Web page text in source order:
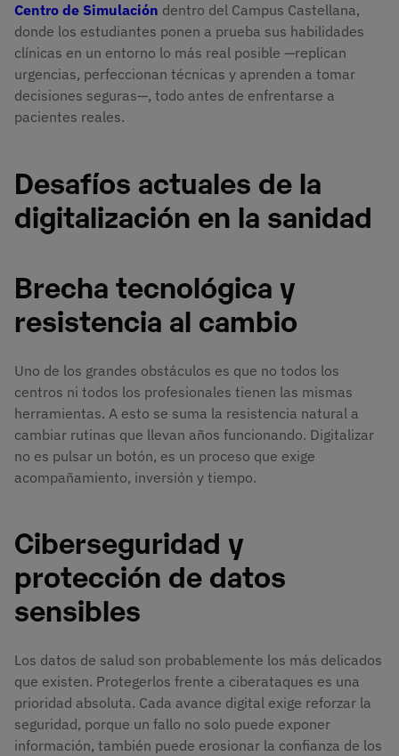
Centro de Simulación dentro del Campus Castellana,
donde los estudiantes ponen a prueba sus habilidades
clínicas en un entorno lo más real posible —replican
urgencias, perfeccionan técnicas y aprenden a tomar
decisiones seguras—, todo antes de enfrentarse a
pacientes reales.
Desafíos actuales de la
digitalización en la sanidad
Brecha tecnológica y
resistencia al cambio
Uno de los grandes obstáculos es que no todos los
centros ni todos los profesionales tienen las mismas
herramientas. A esto se suma la resistencia natural a
cambiar rutinas que llevan años funcionando. Digitalizar
no es pulsar un botón, es un proceso que exige
acompañamiento, inversión y tiempo.
Ciberseguridad y
protección de datos
sensibles
Los datos de salud son probablemente los más delicados
que existen. Protegerlos frente a ciberataques es una
prioridad absoluta. Cada avance digital exige reforzar la
seguridad, porque un fallo no solo puede exponer
información, también puede erosionar la confianza de los